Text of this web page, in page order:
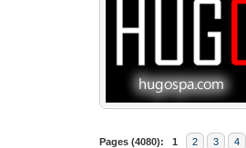
Pages (4080): 1 2 3 4